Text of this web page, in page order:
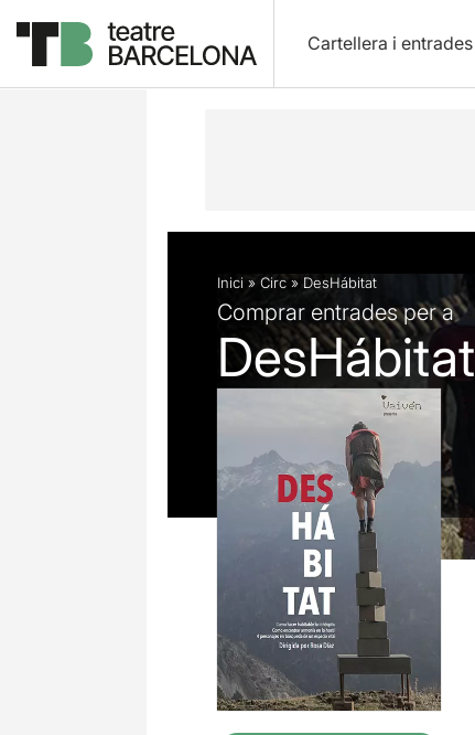
Cartellera i entrades
Descripció Fitxa artística
Inici » Circ » DesHábitat
Comprar entrades per a
DesHábitat